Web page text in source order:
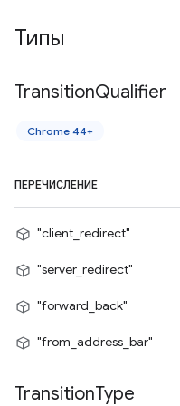
Типы
TransitionQualifier
Chrome 44+
ПЕРЕЧИСЛЕНИЕ
"client_redirect"
"server_redirect"
"forward_back"
"from_address_bar"
TransitionType